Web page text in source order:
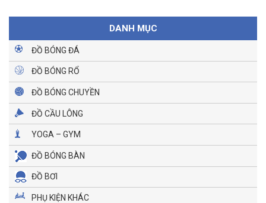
DANH MỤC
ĐỒ BÓNG ĐÁ
ĐỒ BÓNG RỔ
ĐỒ BÓNG CHUYỀN
ĐỒ CẦU LÔNG
YOGA – GYM
ĐỒ BÓNG BÀN
ĐỒ BƠI
PHỤ KIỆN KHÁC